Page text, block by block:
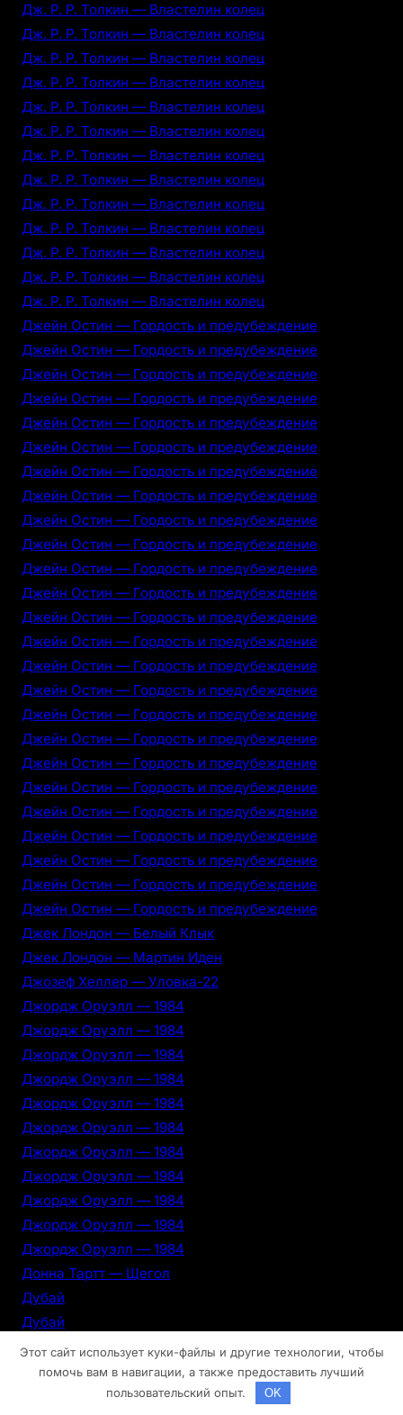
Дж. Р. Р. Толкин — Властелин колец
Дж. Р. Р. Толкин — Властелин колец
Дж. Р. Р. Толкин — Властелин колец
Дж. Р. Р. Толкин — Властелин колец
Дж. Р. Р. Толкин — Властелин колец
Дж. Р. Р. Толкин — Властелин колец
Дж. Р. Р. Толкин — Властелин колец
Дж. Р. Р. Толкин — Властелин колец
Дж. Р. Р. Толкин — Властелин колец
Дж. Р. Р. Толкин — Властелин колец
Дж. Р. Р. Толкин — Властелин колец
Дж. Р. Р. Толкин — Властелин колец
Дж. Р. Р. Толкин — Властелин колец
Джейн Остин — Гордость и предубеждение
Джейн Остин — Гордость и предубеждение
Джейн Остин — Гордость и предубеждение
Джейн Остин — Гордость и предубеждение
Джейн Остин — Гордость и предубеждение
Джейн Остин — Гордость и предубеждение
Джейн Остин — Гордость и предубеждение
Джейн Остин — Гордость и предубеждение
Джейн Остин — Гордость и предубеждение
Джейн Остин — Гордость и предубеждение
Джейн Остин — Гордость и предубеждение
Джейн Остин — Гордость и предубеждение
Джейн Остин — Гордость и предубеждение
Джейн Остин — Гордость и предубеждение
Джейн Остин — Гордость и предубеждение
Джейн Остин — Гордость и предубеждение
Джейн Остин — Гордость и предубеждение
Джейн Остин — Гордость и предубеждение
Джейн Остин — Гордость и предубеждение
Джейн Остин — Гордость и предубеждение
Джейн Остин — Гордость и предубеждение
Джейн Остин — Гордость и предубеждение
Джейн Остин — Гордость и предубеждение
Джейн Остин — Гордость и предубеждение
Джейн Остин — Гордость и предубеждение
Джек Лондон — Белый Клык
Джек Лондон — Мартин Иден
Джозеф Хеллер — Уловка-22
Джордж Оруэлл — 1984
Джордж Оруэлл — 1984
Джордж Оруэлл — 1984
Джордж Оруэлл — 1984
Джордж Оруэлл — 1984
Джордж Оруэлл — 1984
Джордж Оруэлл — 1984
Джордж Оруэлл — 1984
Джордж Оруэлл — 1984
Джордж Оруэлл — 1984
Джордж Оруэлл — 1984
Донна Тартт — Щегол
Дубай
Дубай
Дубай
Дубай
Этот сайт использует куки-файлы и другие технологии, чтобы
помочь вам в навигации, а также предоставить лучший
пользовательский опыт.
OK